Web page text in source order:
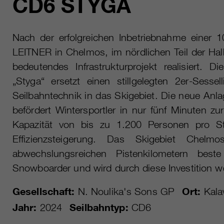
CD6 STYGA
Nach der erfolgreichen Inbetriebnahme einer
LEITNER in Chelmos, im nördlichen Teil der
bedeutendes Infrastrukturprojekt realisiert.
„Styga“ ersetzt einen stillgelegten 2er-
Seilbahntechnik in das Skigebiet. Die neue
befördert Wintersportler in nur fünf Minuten
Kapazität von bis zu 1.200 Personen pro
Effizienzsteigerung. Das Skigebiet
abwechslungsreichen Pistenkilometern
Snowboarder und wird durch diese Investition
Gesellschaft: N. Noulika's Sons GP Ort:
Jahr: 2024 Seilbahntyp: CD6